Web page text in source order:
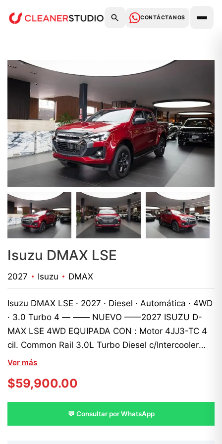
CONTÁCTANOS
Isuzu DMAX LSE
2027 Isuzu DMAX
Isuzu DMAX LSE · 2027 · Diesel · Automática · 4WD
· 3.0 Turbo 4 — —— NUEVO ——2027 ISUZU D-
MAX LSE 4WD EQUIPADA CON : Motor 4JJ3-TC 4
cil. Common Rail 3.0L Turbo Diesel c/Intercooler
(Euro 2)• Potencia: 190HP/450Nm• Transmisión
de seguridad de 3 puntos con altura ajustable para
5 pasajeros• 7 bolsas de aire• Sistema de frenos
ABS+EBD con Frenos delanteros de discos
ventilados y traseros de tambor• Control de
Ver más
$59,900.00
💬 Consultar por WhatsApp